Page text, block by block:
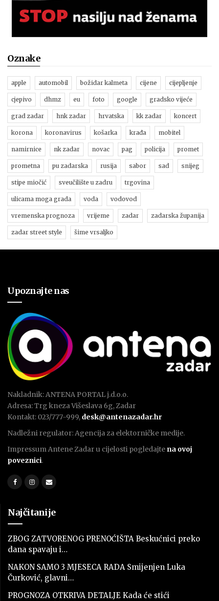
Oznake
apple automobil božidar kalmeta cijene cijepljenje
cjepivo dhmz eu foto google gradsko vijeće
grad zadar hnk zadar hrvatska kk zadar koncert
korona koronavirus košarka krađa mobitel
namirnice nk zadar novac pag policija promet
prometna pu zadarska rusija sabor sad snijeg
stipe miočić sveučilište u zadru trgovina
ulicama moga grada voda vodovod
vremenska prognoza vrijeme zadar zadarska županija
zadar street style šime vrsaljko
Upoznajte nas
Nakladnik: ANTENA PORTAL j.d.o.o.
Adresa: Trg kneza Višeslava 6g, Zadar
Kontakt: 023/777-999, desk@antenazadar.hr
Nadležni regulator: Agencija za elektorničke medije.
Impressum Antene Zadar u cijelosti pogledajte na ovoj
poveznici.
Najčitanije
ZBOG ZATVORENOG PRENOĆIŠTA Beskućnici preko
dana spavaju i…
NAKON SAMO 3 MJESECA RADA Smijenjen Luka
Čurković, glavni…
PROGNOZA OTKRIVA DETALJE Kada će stići